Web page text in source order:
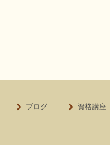
ブログ 資格講座